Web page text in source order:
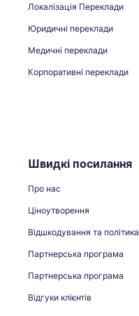
Локалізація Переклади
Юридичні переклади
Медичні переклади
Корпоративні переклади
Швидкі посилання
Про нас
Ціноутворення
Відшкодування та політика
Партнерська програма
Партнерська програма
Відгуки клієнтів